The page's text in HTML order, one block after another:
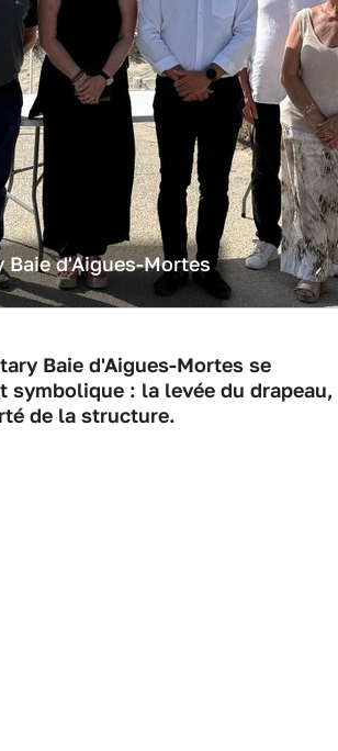
Baie d'Aigues-Mortes
Baie d'Aigues-Mortes se
: la levée du drapeau,
de la structure.